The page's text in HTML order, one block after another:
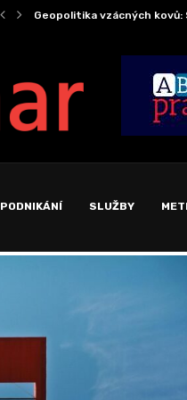
Ekonomika pozornosti:
PODNIKÁNÍ SLUŽBY